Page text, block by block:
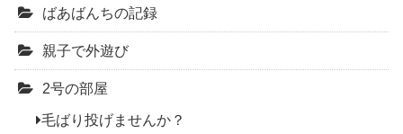
ばあばんちの記録
親子で外遊び
2号の部屋
毛ばり投げませんか？